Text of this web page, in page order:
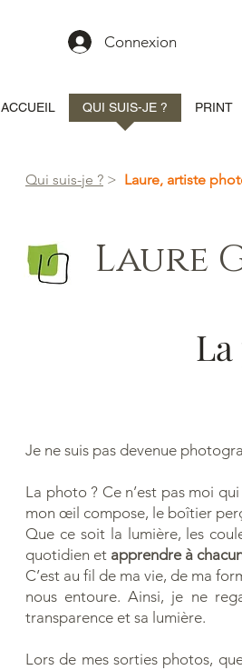
Connexion
ACCUEIL QUI SUIS-JE ? PRINT
Qui suis-je ? > Laure, artiste
Laure
Je ne suis pas devenue
La photo ? Ce n’est pas moi
mon œil compose, le boîtier
Que ce soit la lumière, les
quotidien et apprendre à
C’est au fil de ma vie, de ma
nous entoure. Ainsi, je ne
transparence et sa lumière.
Lors de mes sorties photos,